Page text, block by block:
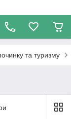
та туризму